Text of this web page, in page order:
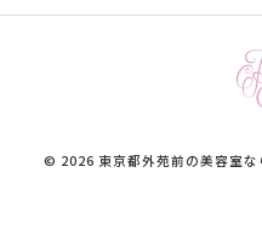
© 2026 東京都外苑前の美容室